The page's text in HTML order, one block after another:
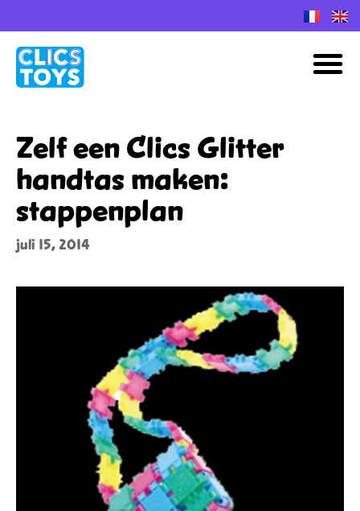
inhoud
Zelf een Clics Glitter
handtas maken:
stappenplan
juli 15, 2014